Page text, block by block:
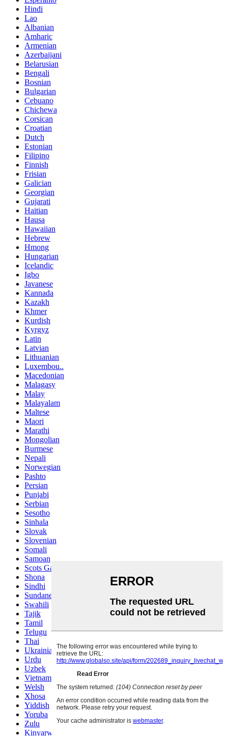
Hindi
Lao
Albanian
Amharic
Armenian
Azerbaijani
Belarusian
Bengali
Bosnian
Bulgarian
Cebuano
Chichewa
Corsican
Croatian
Dutch
Estonian
Filipino
Finnish
Frisian
Galician
Georgian
Gujarati
Haitian
Hausa
Hawaiian
Hebrew
Hmong
Hungarian
Icelandic
Igbo
Javanese
Kannada
Kazakh
Khmer
Kurdish
Kyrgyz
Latin
Latvian
Lithuanian
Luxembou..
Macedonian
Malagasy
Malay
Malayalam
Maltese
Maori
Marathi
Mongolian
Burmese
Nepali
Norwegian
Pashto
Persian
Punjabi
Serbian
Sesotho
Sinhala
Slovak
Slovenian
Somali
Samoan
Scots Gaelic
Shona
Sindhi
Sundanese
Swahili
Tajik
Tamil
Telugu
Thai
Ukrainian
Urdu
Uzbek
Vietnamese
Welsh
Xhosa
Yiddish
Yoruba
Zulu
Kinyarwanda